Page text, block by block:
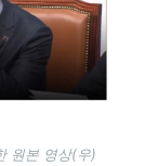
원본 영상(우)